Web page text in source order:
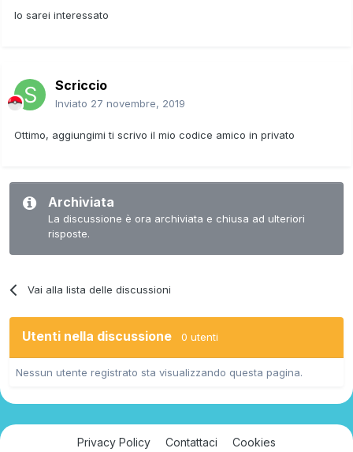
Io sarei interessato
Scriccio
Inviato 27 novembre, 2019
Ottimo, aggiungimi ti scrivo il mio codice amico in privato
Archiviata
La discussione è ora archiviata e chiusa ad ulteriori
risposte.
Vai alla lista delle discussioni
Utenti nella discussione 0 utenti
Nessun utente registrato sta visualizzando questa pagina.
Privacy Policy Contattaci Cookies